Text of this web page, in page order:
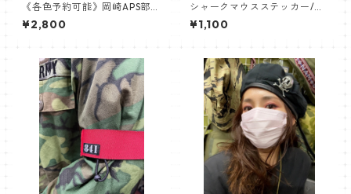
《各色予約可能》岡崎APS部
オリジナル刺繍 キャップ cap
帽子
¥2,800
シャークマウスステッカー/ノ
ーズアート UV加工ステッカー
セット！ 12cm
¥1,100